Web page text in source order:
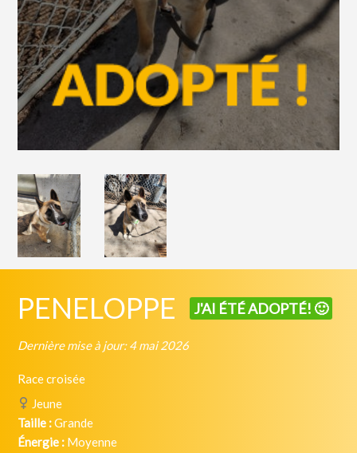
PENELOPPE J'AI ÉTÉ ADOPTÉ! 🙂
Dernière mise à jour: 4 mai 2026
Race croisée
Jeune
Taille :Grande
Énergie : Moyenne